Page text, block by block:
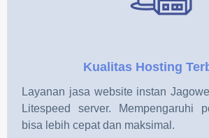
Kualitas Hosting
Layanan jasa website instan
Litespeed server. Mempengaruhi
bisa lebih cepat dan maksimal.